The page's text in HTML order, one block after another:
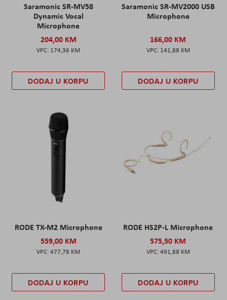
Saramonic SR-MV58
Dynamic Vocal
Microphone
204,00 KM
174,36 KM
DODAJ U KORPU
Saramonic SR-MV2000 USB
Microphone
166,00 KM
141,88 KM
DODAJ U KORPU
RODE TX-M2 Microphone
559,00 KM
477,78 KM
DODAJ U KORPU
RODE HS2P-L Microphone
575,50 KM
491,88 KM
DODAJ U KORPU